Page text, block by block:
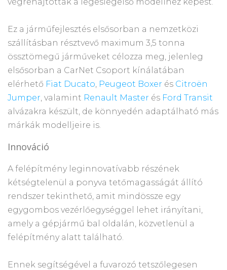
Ez a járműfejlesztés elsősorban a nemzetközi
szállításban résztvevő maximum 3,5 tonna
össztömegű járműveket célozza meg, jelenleg
elsősorban a CarNet Csoport kínálatában
elérhető Fiat Ducato Peugeot Boxer és Citroën
Jumper , valamint Renault Master és Ford Transit
alvázakra készült, de könnyedén adaptálható más
márkák modelljeire is.
Innováció
A felépítmény leginnovatívabb részének
kétségtelenül a ponyva tetőmagasságát állító
rendszer tekinthető, amit mindössze egy
egygombos vezérlőegységgel lehet irányítani,
amely a gépjármű bal oldalán, közvetlenül a
felépítmény alatt található.
Ennek segítségével a fuvarozó tetszőlegesen